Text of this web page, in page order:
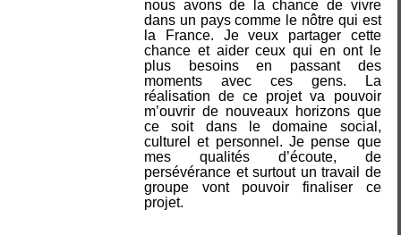
nous avons de la chance de vivre
dans un pays comme le nôtre qui est
la France. Je veux partager cette
chance et aider ceux qui en ont le
plus besoins en passant des
moments avec ces gens. La
réalisation de ce projet va pouvoir
m’ouvrir de nouveaux horizons que
ce soit dans le domaine social,
culturel et personnel. Je pense que
mes qualités d’écoute, de
persévérance et surtout un travail de
groupe vont pouvoir finaliser ce
projet.